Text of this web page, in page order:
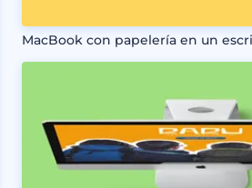
MacBook con papelería en un